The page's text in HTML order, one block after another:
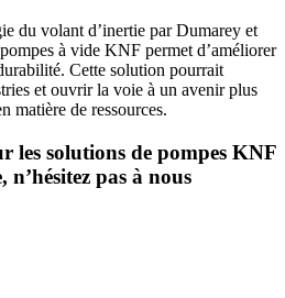
du volant d’inertie par Dumarey et
à vide KNF permet d’améliorer
Cette solution pourrait
et ouvrir la voie à un avenir plus
matière de ressources.
les solutions de pompes KNF
n’hésitez pas à nous